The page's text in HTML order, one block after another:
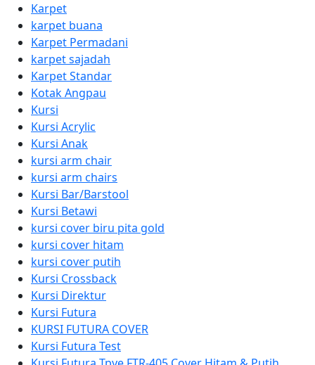
Karpet
karpet buana
Karpet Permadani
karpet sajadah
Karpet Standar
Kotak Angpau
Kursi
Kursi Acrylic
Kursi Anak
kursi arm chair
kursi arm chairs
Kursi Bar/Barstool
Kursi Betawi
kursi cover biru pita gold
kursi cover hitam
kursi cover putih
Kursi Crossback
Kursi Direktur
Kursi Futura
KURSI FUTURA COVER
Kursi Futura Test